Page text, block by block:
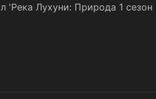
'Река Лухуни: Природа 1